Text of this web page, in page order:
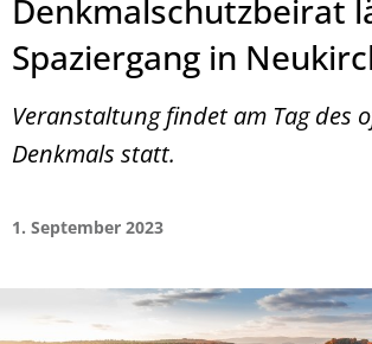
Denkmalschutzbeirat
Spaziergang in
Veranstaltung findet am Tag des
Denkmals statt.
1. September 2023